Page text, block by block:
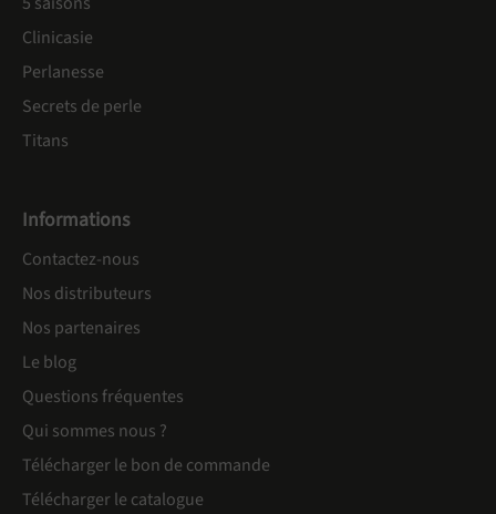
Clinicasie
Perlanesse
Secrets de perle
Titans
Informations
Contactez-nous
Nos distributeurs
Nos partenaires
Le blog
Questions fréquentes
Qui sommes nous ?
Télécharger le bon de commande
Télécharger le catalogue